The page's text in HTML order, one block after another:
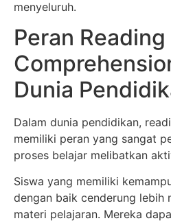
menyeluruh.
Peran Reading
Dunia
Dalam dunia pendidikan,
memiliki peran yang sangat
proses belajar melibatkan
Siswa yang memiliki
dengan baik cenderung lebih
materi pelajaran. Mereka